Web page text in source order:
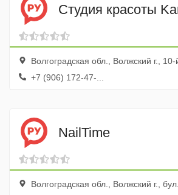
Студия красоты
Волгоградская обл., Волжский г., 10-й
+7 (906) 172-47-...
NailTime
Волгоградская обл., Волжский г., бул.